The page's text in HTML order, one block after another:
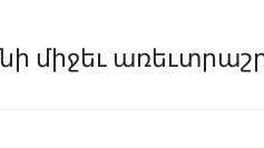
միջեւ